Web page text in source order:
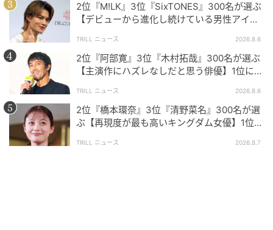
全体の意見を代表、あるいは断定するものではないこ
とを、あらかじめご了承ください。
※記事内の情報は執筆時点の内容です。
※コメントは原文ママ
※本記事は自社で募集したアンケートの回答結果をも
とにAIが本文を作成しておりますが、社内確認の後公
開を行っています。
調査方法：インターネットサービスによる任意回答
2位『M!LK』3位『SixTONES』300名が選ぶ
【デビューから進化し続けている男性アイド
TRILL ニュース 2026.8.6
2位『阿部寛』3位『木村拓哉』300名が選ぶ
【主演作にハズレなしだと思う俳優】1位に
TRILL ニュース 2026.8.6
2位『橋本環奈』3位『清野菜名』300名が選
ぶ【再現度が最も高いキングダム女優】1位に
TRILL ニュース 2026.8.7